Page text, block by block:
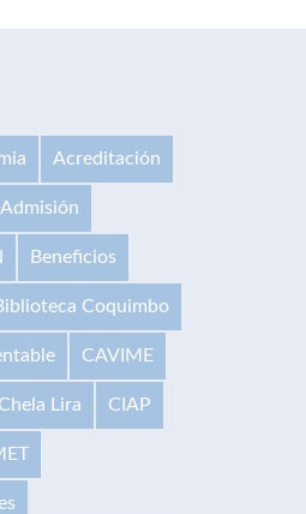
Acreditación
Admisión
Beneficios
Coquimbo
CAVIME
Chela Lira CIAP